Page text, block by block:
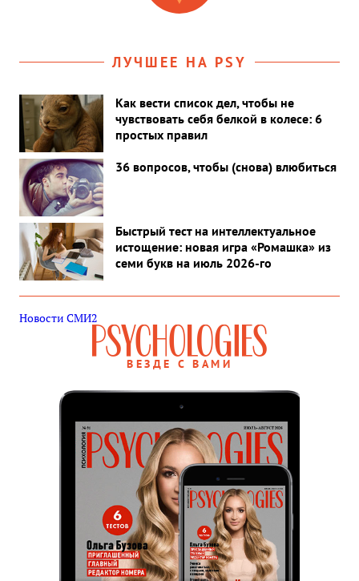
ЛУЧШЕЕ НА PSY
Как вести список дел, чтобы не
чувствовать себя белкой в колесе: 6
простых правил
36 вопросов, чтобы (снова) влюбиться
Быстрый тест на интеллектуальное
истощение: новая игра «Ромашка» из
семи букв на июль 2026-го
Новости СМИ2
ВЕЗДЕ С ВАМИ